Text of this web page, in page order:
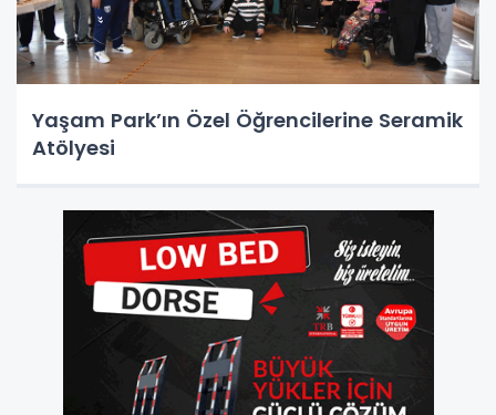
Yaşam Park’ın Özel Öğrencilerine Seramik
Atölyesi